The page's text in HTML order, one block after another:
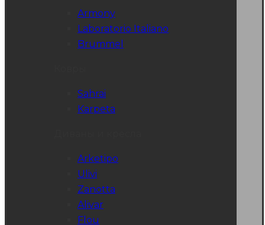
Armony
Laboratorio Italiano
Brummel
Sahrai
Karpeta
Arketipo
Ulivi
Zanotta
Alivar
Flou